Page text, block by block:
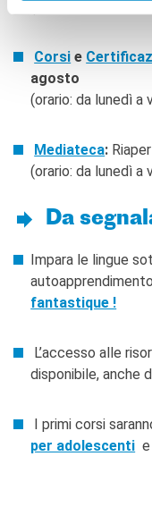
Corsi e
agosto
(orario: da lunedì a
Mediateca:
(orario: da lunedì a
Da
​Impara le lingue
fantastique !
L’accesso alle
disponibile, anche
I primi corsi
per adolescenti e